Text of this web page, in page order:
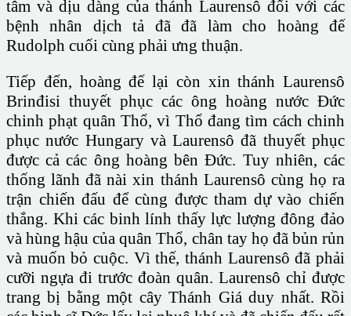
tâm và dịu dàng của thánh Laurensô đối với các
bệnh nhân dịch tả đã đã làm cho hoàng đế
Rudolph cuối cùng phải ưng thuận.
Tiếp đến, hoàng đế lại còn xin thánh Laurensô
Brinđisi thuyết phục các ông hoàng nước Đức
chinh phạt quân Thổ, vì Thổ đang tìm cách chinh
phục nước Hungary và Laurensô đã thuyết phục
được cả các ông hoàng bên Đức. Tuy nhiên, các
thống lãnh đã nài xin thánh Laurensô cùng họ ra
trận chiến đấu để cùng được tham dự vào chiến
thắng. Khi các binh lính thấy lực lượng đông đảo
và hùng hậu của quân Thổ, chân tay họ đã bủn rủn
và muốn bỏ cuộc. Vì thế, thánh Laurensô đã phải
cưỡi ngựa đi trước đoàn quân. Laurensô chỉ được
trang bị bằng một cây Thánh Giá duy nhất. Rồi